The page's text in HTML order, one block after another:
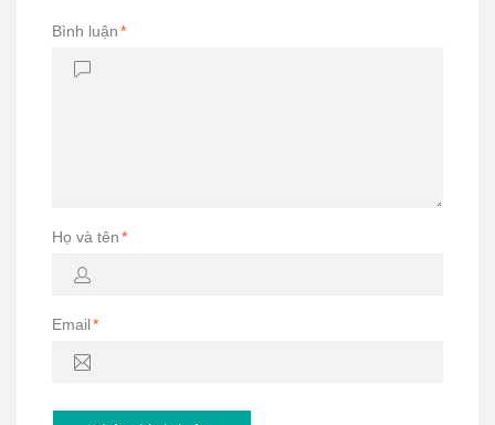
Bình luận*
Họ và tên*
Email*